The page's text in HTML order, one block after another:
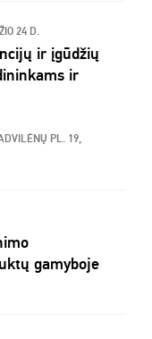
24 D.
ir įgūdžių
ir
PL. 19,
gamyboje